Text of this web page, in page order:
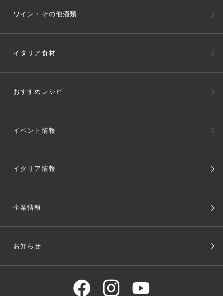
ワイン・その他酒類
イタリア食材
おすすめレシピ
イベント情報
イタリア情報
企業情報
お知らせ